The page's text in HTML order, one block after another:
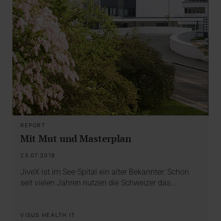
REPORT
Mit Mut und Masterplan
23.07.2018
JiveX ist im See-Spital ein alter Bekannter: Schon
seit vielen Jahren nutzen die Schweizer das…
VISUS HEALTH IT